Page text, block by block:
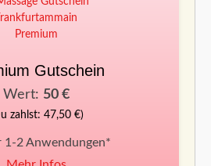
Gutschein
Wert: 50 €
zahlst: 47,50 €)
1-2 Anwendungen*